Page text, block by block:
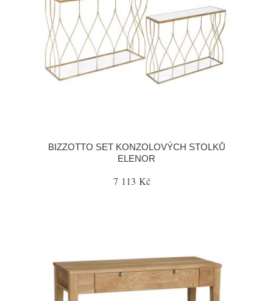
BIZZOTTO SET KONZOLOVÝCH STOLKŮ
ELENOR
7 113 Kč